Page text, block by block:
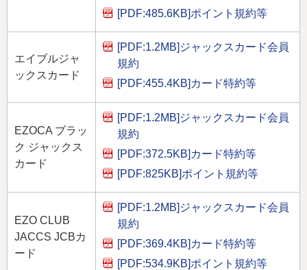
[PDF:485.6KB]ポイント規約等
エイブルジャ
ックスカード
[PDF:1.2MB] ジャックスカード会員
規約
[PDF:455.4KB] カード特約等
EZOCA ブラッ
ク ジャックス
カード
[PDF:1.2MB] ジャックスカード会員
規約
[PDF:372.5KB] カード特約等
[PDF:825KB]ポイント規約等
EZO CLUB
JACCS JCBカ
ード
[PDF:1.2MB] ジャックスカード会員
規約
[PDF:369.4KB] カード特約等
[PDF:534.9KB]ポイント規約等